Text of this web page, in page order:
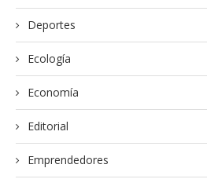
Deportes
Ecología
Economía
Editorial
Emprendedores